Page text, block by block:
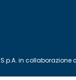
in